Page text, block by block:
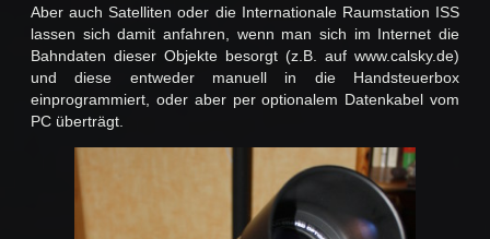
Aber auch Satelliten oder die Internationale Raumstation ISS
lassen sich damit anfahren, wenn man sich im Internet die
Bahndaten dieser Objekte besorgt (z.B. auf www.calsky.de)
und diese entweder manuell in die Handsteuerbox
einprogrammiert, oder aber per optionalem Datenkabel vom
PC überträgt.